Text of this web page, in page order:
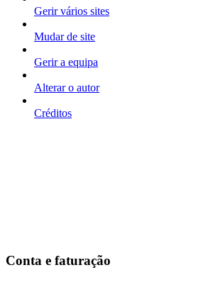
Gerir vários sites
Mudar de site
Gerir a equipa
Alterar o autor
Créditos
Conta e faturação